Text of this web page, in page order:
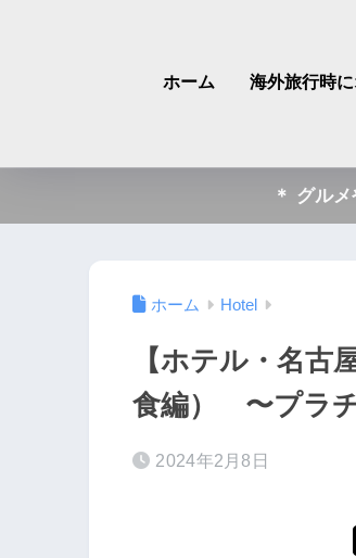
ホーム 海外旅行時
＊ グル
ホーム Hotel
【ホテル・名古
食編） 〜プラ
2024年2月8日